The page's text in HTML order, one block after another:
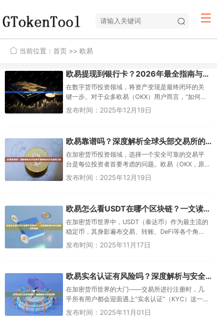
当前位置： 首页 >> 欧易
欧易提现到银行卡？2026年最全指南与安全策略
在数字货币投资领域，将资产变现是最终闭环的关
键一步。对于众多欧易（OKX）用户而言，“如何将
平台资产安全、高效地提现至银行卡”是一个普遍关
发布时间：2025年12月19日
欧易靠谱吗？深度解析全球头部交易所的安全与合规之路
在加密货币投资领域，选择一个安全可靠的交易平
台是每位投资者首要考虑的问题。欧易（OKX，原
名OKEx）作为全球领先的数字资产交易平台之一，
发布时间：2025年12月19日
欧易怎么看USDT在哪个区块链？一文读懂查询方法与多链选择策略
在加密货币世界中，USDT（泰达币）作为最主流的
稳定币，其身影遍布交易、转账、DeFi等各个角
落。然而，一个常见的困惑也随之而来：USDT并不
发布时间：2025年11月17日
欧易实名认证有风险吗？深度解析与安全指南
在加密货币世界的大门——交易所进行注册时，几
乎所有用户都会迎面遇上“实名认证”（KYC）这一
关。作为国内用户广泛使用的全球头部交易所之
发布时间：2025年11月01日